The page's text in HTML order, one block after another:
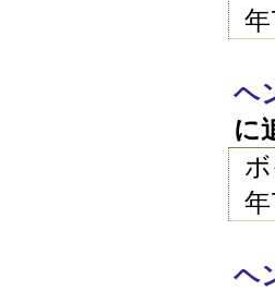
ヘ
に
ヘ